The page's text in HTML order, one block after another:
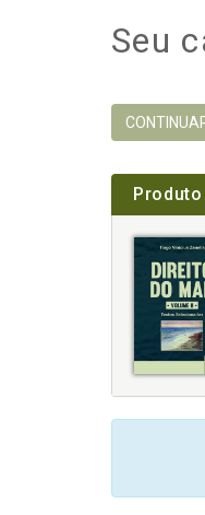
Seu
Produto